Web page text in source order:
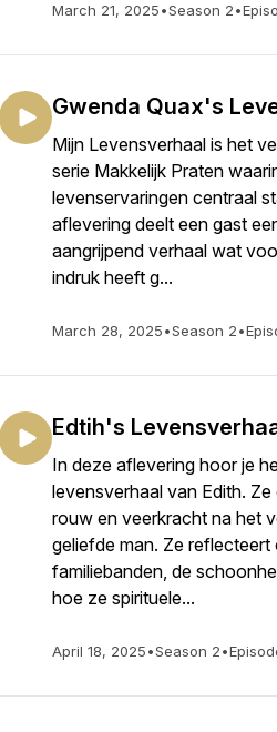
March 21, 2025•Season 2•
Gwenda Quax's
Mijn Levensverhaal is het
serie Makkelijk Praten
levenservaringen centraal
aflevering deelt een gast
aangrijpend verhaal wat
indruk heeft g...
March 28, 2025•Season 2•
Edtih's
In deze aflevering hoor je
levensverhaal van Edith.
rouw en veerkracht na het
geliefde man. Ze
familiebanden, de
hoe ze spirituele...
April 18, 2025•Season 2•